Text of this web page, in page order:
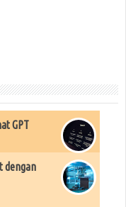
GPT
dengan